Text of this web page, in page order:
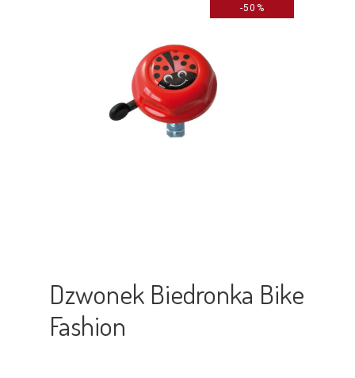
-50%
Dzwonek Biedronka Bike
Fashion